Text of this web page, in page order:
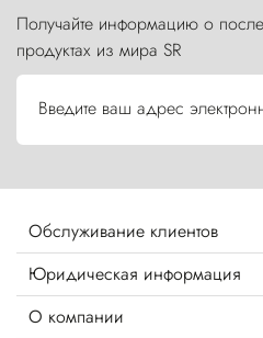
Получайте информацию о
продуктах из мира SR
Введите ваш адрес
Обслуживание клиентов
Юридическая информация
О компании